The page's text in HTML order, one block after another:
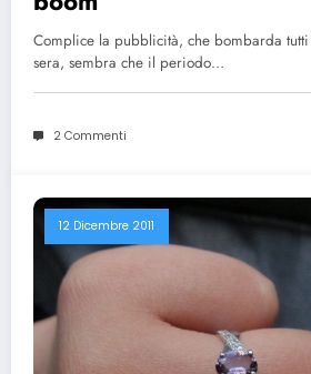
Complice la pubblicità, che bombarda
sera, sembra che il periodo…
2 Commenti
12 Dicembre 2011